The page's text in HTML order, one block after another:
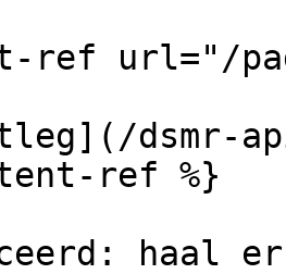
ref url="/
dsmr-
ref %}
haal